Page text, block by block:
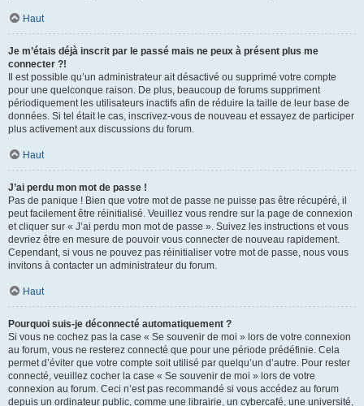
Haut
Je m’étais déjà inscrit par le passé mais ne peux à présent plus me
connecter ?!
Il est possible qu’un administrateur ait désactivé ou supprimé votre compte
pour une quelconque raison. De plus, beaucoup de forums suppriment
périodiquement les utilisateurs inactifs afin de réduire la taille de leur base de
données. Si tel était le cas, inscrivez-vous de nouveau et essayez de participer
plus activement aux discussions du forum.
Haut
J’ai perdu mon mot de passe !
Pas de panique ! Bien que votre mot de passe ne puisse pas être récupéré, il
peut facilement être réinitialisé. Veuillez vous rendre sur la page de connexion
et cliquer sur « J’ai perdu mon mot de passe ». Suivez les instructions et vous
devriez être en mesure de pouvoir vous connecter de nouveau rapidement.
Cependant, si vous ne pouvez pas réinitialiser votre mot de passe, nous vous
invitons à contacter un administrateur du forum.
Haut
Pourquoi suis-je déconnecté automatiquement ?
Si vous ne cochez pas la case « Se souvenir de moi » lors de votre connexion
au forum, vous ne resterez connecté que pour une période prédéfinie. Cela
permet d’éviter que votre compte soit utilisé par quelqu’un d’autre. Pour rester
connecté, veuillez cocher la case « Se souvenir de moi » lors de votre
connexion au forum. Ceci n’est pas recommandé si vous accédez au forum
depuis un ordinateur public, comme une librairie, un cybercafé, une université,